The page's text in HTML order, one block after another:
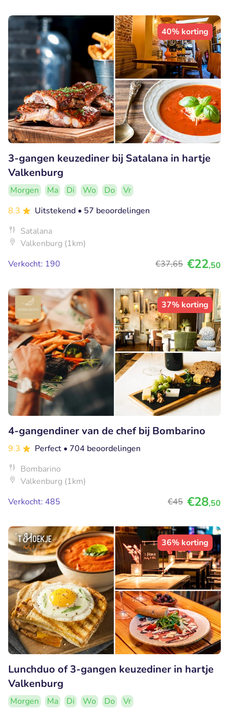
40% korting
3-gangen keuzediner bij Satalana in hartje
Valkenburg
Morgen Ma Di Wo Do
Vr
8.3
Uitstekend • 57 beoordelingen
Satalana
Valkenburg (1km)
Verkocht: 190
€37,65 €22,50
37% korting
4-gangendiner van de chef bij Bombarino
9.3 Perfect • 704 beoordelingen
Bombarino
Valkenburg (1km)
Verkocht: 485
€45 €28,50
36% korting
Lunchduo of 3-gangen keuzediner in hartje
Valkenburg
Morgen Ma Di Wo Do Vr